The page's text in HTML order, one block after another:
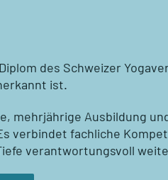
des Schweizer
ist.
mehrjährige Ausbildung
verbindet fachliche
verantwortungsvoll